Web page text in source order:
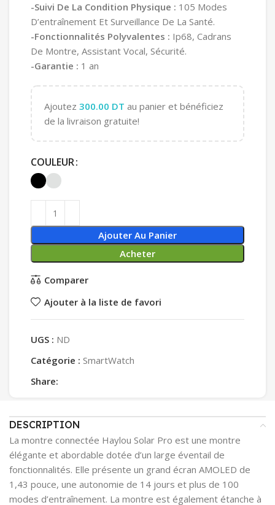
-Suivi De La Condition Physique : 105 Modes
D’entraînement Et Surveillance De La Santé.
-Fonctionnalités Polyvalentes : Ip68, Cadrans
De Montre, Assistant Vocal, Sécurité.
-Garantie : 1 an
Ajoutez 300.00 DT au panier et bénéficiez
de la livraison gratuite!
COULEUR
Ajouter Au Panier
Acheter
Comparer
Ajouter à la liste de favori
UGS : ND
Catégorie : SmartWatch
Share:
DESCRIPTION
La montre connectée Haylou Solar Pro est une montre
élégante et abordable dotée d’un large éventail de
fonctionnalités. Elle présente un grand écran AMOLED de
1,43 pouce, une autonomie de 14 jours et plus de 100
modes d’entraînement. La montre est également étanche à